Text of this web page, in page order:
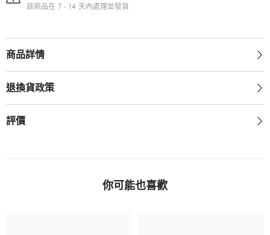
該商品在 7 - 14 天內處理並發貨
商品詳情
退換貨政策
評價
你可能也喜歡